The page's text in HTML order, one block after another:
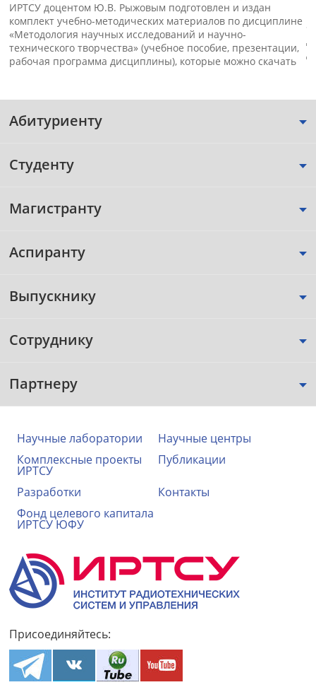
ИРТСУ доцентом Ю.В. Рыжовым подготовлен и издан
комплект учебно-методических материалов по дисциплине
«Методология научных исследований и научно-
технического творчества» (учебное пособие, презентации,
рабочая программа дисциплины), которые можно скачать
Абитуриенту
Студенту
Магистранту
Аспиранту
Выпускнику
Сотруднику
Партнеру
Научные лаборатории
Научные центры
Комплексные проекты
ИРТСУ
Публикации
Разработки
Контакты
Фонд целевого капитала
ИРТСУ ЮФУ
Присоединяйтесь: